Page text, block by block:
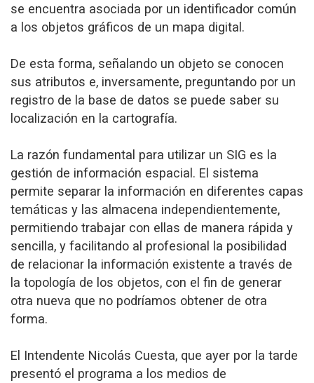
se encuentra asociada por un identificador común
a los objetos gráficos de un mapa digital.
De esta forma, señalando un objeto se conocen
sus atributos e, inversamente, preguntando por un
registro de la base de datos se puede saber su
localización en la cartografía.
La razón fundamental para utilizar un SIG es la
gestión de información espacial. El sistema
permite separar la información en diferentes capas
temáticas y las almacena independientemente,
permitiendo trabajar con ellas de manera rápida y
sencilla, y facilitando al profesional la posibilidad
de relacionar la información existente a través de
la topología de los objetos, con el fin de generar
otra nueva que no podríamos obtener de otra
forma.
El Intendente Nicolás Cuesta, que ayer por la tarde
presentó el programa a los medios de